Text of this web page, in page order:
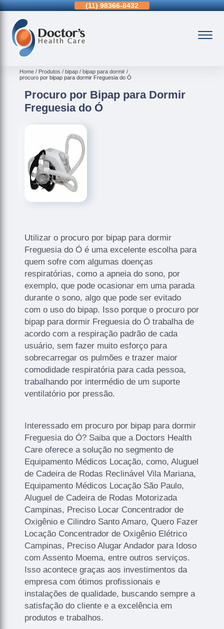
3963-0036 (11) 98366-8432 (15)3326-9334
Home Produtos bipap
bipap para dormir
procuro por bipap para dormir Freguesia do Ó
Procuro por Bipap para Dormir
Freguesia do Ó
Utilizar o procuro por bipap para dormir
Freguesia do Ó é uma excelente escolha para
quem sofre com algumas doenças
respiratórias, como a apneia do sono, por
exemplo, que pode ocasionar em uma parada
durante o sono, algo que pode ser evitado
com o uso do bipap. Isso porque o procuro por
bipap para dormir Freguesia do Ó trabalha de
acordo com a respiração padrão de cada
usuário, sem fazer muito esforço para
sobrecarregar os pulmões e trazer maior
comodidade respiratória para cada pessoa,
trabalhando por intermédio de um suporte
ventilatório por pressão.
Interessado em procuro por bipap para dormir
Freguesia do Ó? Saiba que a Doctors Health
Care oferece a solução no segmento de
Equipamento Médicos Locação, como, Aluguel
de Cadeira de Rodas Reclinável Vila Mariana,
Equipamento Médicos Locação São Paulo,
Aluguel de Cadeira de Rodas Motorizada
Campinas, Preciso Locar Concentrador de
Oxigênio e Cilindro Santo Amaro, Quero Fazer
Locação Concentrador de Oxigênio Elétrico
Campinas, Preciso Alugar Andador para Idoso
com Assento Moema, entre outros serviços.
Isso acontece graças aos investimentos da
empresa com ótimos profissionais e
instalações de qualidade, buscando sempre a
satisfação do cliente e a excelência em
produtos e trabalhos.